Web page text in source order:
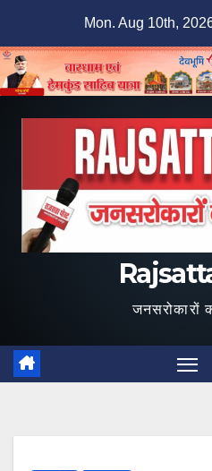
content
Mon. Aug 10th,
जनसरोकारों